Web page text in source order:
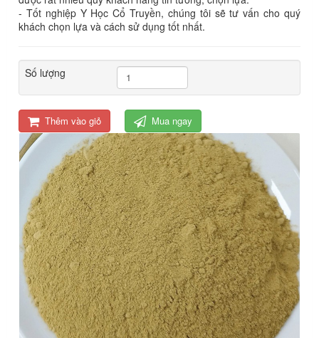
- Tốt nghiệp Y Học Cổ Truyền, chúng tôi sẽ tư vấn cho quý
khách chọn lựa và cách sử dụng tốt nhất.
Số lượng
Thêm vào giỏ Mua ngay